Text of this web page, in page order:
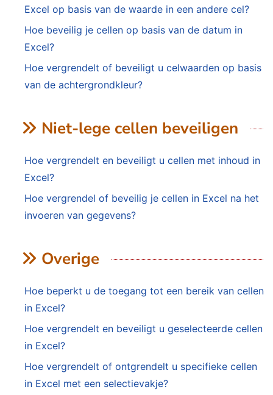
Excel op basis van de waarde in een andere cel?
Hoe beveilig je cellen op basis van de datum in
Excel?
Hoe vergrendelt of beveiligt u celwaarden op basis
van de achtergrondkleur?
Niet-lege cellen beveiligen
Hoe vergrendelt en beveiligt u cellen met inhoud in
Excel?
Hoe vergrendel of beveilig je cellen in Excel na het
invoeren van gegevens?
Overige
Hoe beperkt u de toegang tot een bereik van cellen
in Excel?
Hoe vergrendelt en beveiligt u geselecteerde cellen
in Excel?
Hoe vergrendelt of ontgrendelt u specifieke cellen
in Excel met een selectievakje?